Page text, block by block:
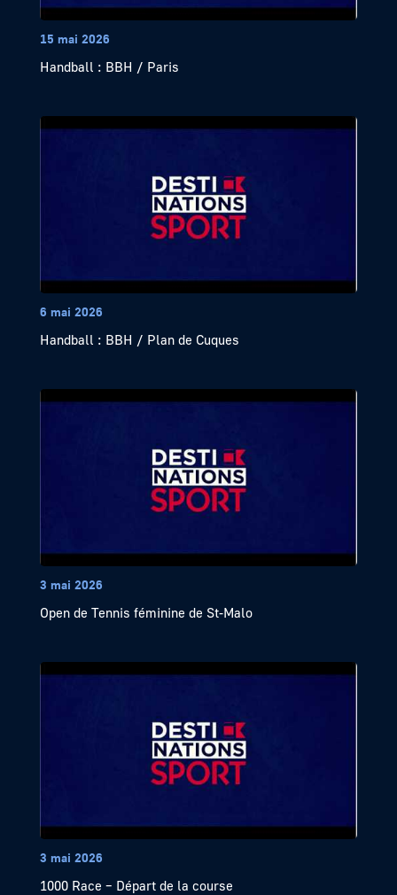
15 mai 2026
Handball : BBH / Paris
6 mai 2026
Handball : BBH / Plan de Cuques
3 mai 2026
Open de Tennis féminine de St-Malo
3 mai 2026
1000 Race – Départ de la course